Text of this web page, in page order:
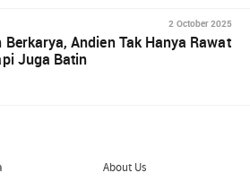
2 October 2025
Berkarya, Andien Tak Hanya Rawat
Juga Batin
About Us